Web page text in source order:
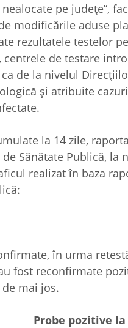
pe județe”,
modificările aduse
rezultatele testelor
de testare
de la nivelul
și atribuite
la 14 zile,
Sănătate Publică,
realizat în baza
în urma
fost reconfirmate
mai jos.
Probe pozitive